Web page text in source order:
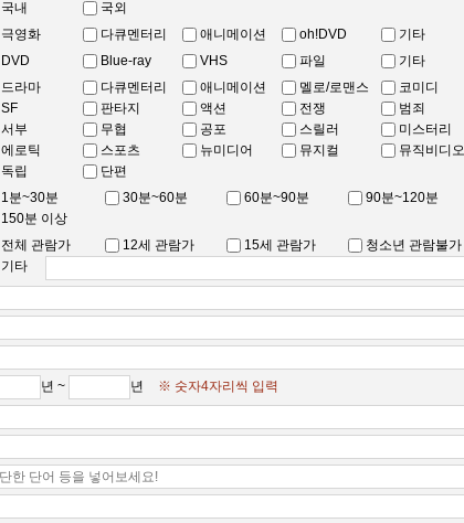
국내
국외
극영화 다큐멘터리 애니메이션 oh!DVD
기타
DVD Blue-ray VHS 파일
기타
드라마 다큐멘터리 애니메이션 멜로/로맨스 코미디
SF
판타지 액션 전쟁 범죄
서부
무협 공포 스릴러 미스터리
에로틱
스포츠 뉴미디어 뮤지컬 뮤직비디오
독립
단편
1분~30분 30분~60분 60분~90분 90분~120분
150분 이상
전체 관람가 12세 관람가 15세 관람가 청소년 관람불가
기타
년 ~ 년
※ 숫자4자리씩 입력